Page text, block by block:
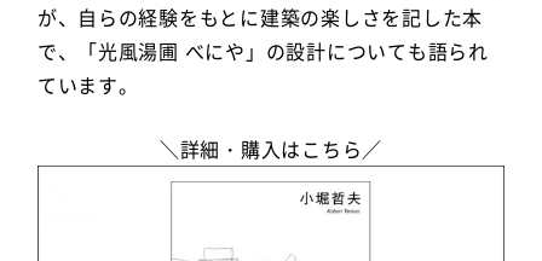
が、自らの経験をもとに建築の楽しさを記した本
で、「光風湯圃 べにや」の設計についても語られ
ています。
＼詳細・購入はこちら／